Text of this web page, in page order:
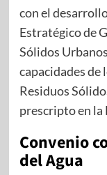
con el
Estratégico de
Sólidos
capacidades de
Residuos
prescripto en la
Convenio
del Agua